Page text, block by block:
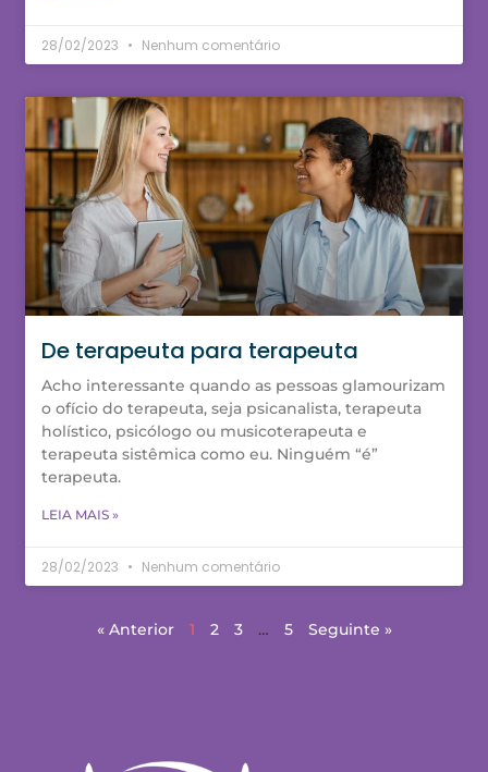
28/02/2023 Nenhum comentário
De terapeuta para terapeuta
Acho interessante quando as pessoas glamourizam
o ofício do terapeuta, seja psicanalista, terapeuta
holístico, psicólogo ou musicoterapeuta e
terapeuta sistêmica como eu. Ninguém “é”
terapeuta.
LEIA MAIS »
28/02/2023 Nenhum comentário
« Anterior 1 2 3 … 5 Seguinte »